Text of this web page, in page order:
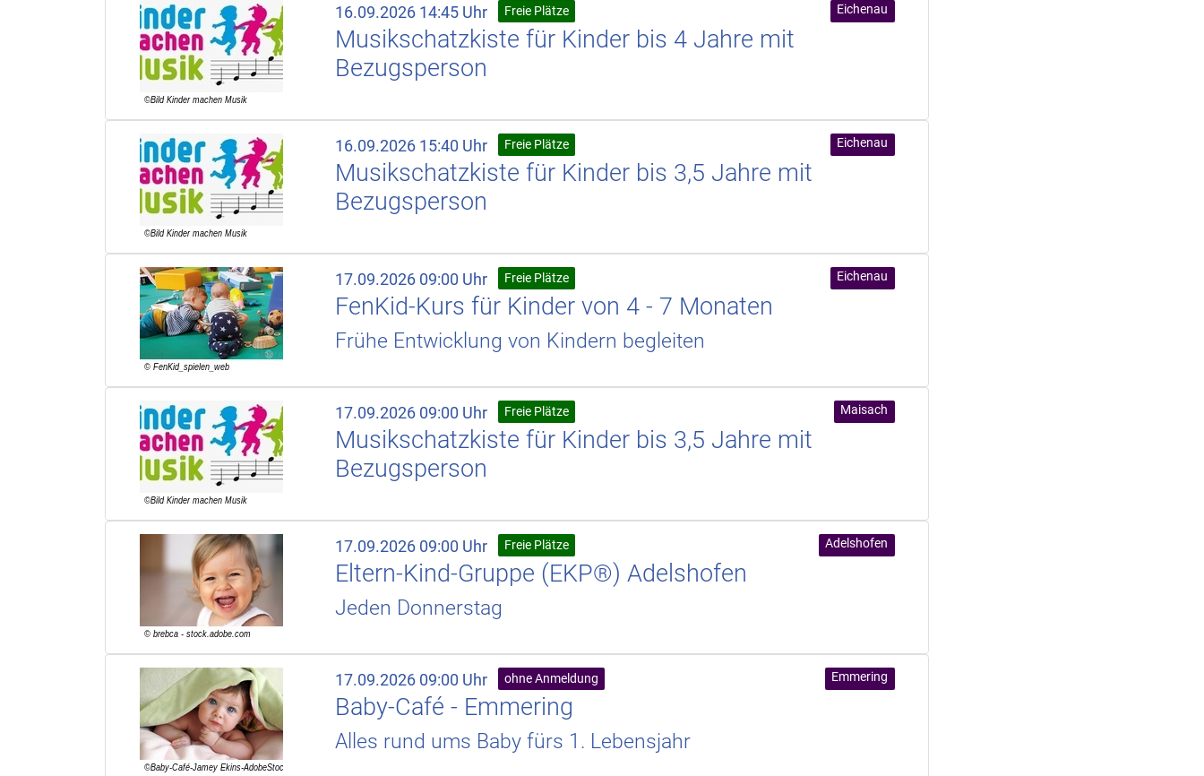
16.09.2026 14:45 Uhr Freie Plätze Eichenau
Musikschatzkiste für Kinder bis 4 Jahre mit
Bezugsperson
16.09.2026 15:40 Uhr Freie Plätze Eichenau
Musikschatzkiste für Kinder bis 3,5 Jahre mit
Bezugsperson
17.09.2026 09:00 Uhr Freie Plätze Eichenau
FenKid-Kurs für Kinder von 4 - 7 Monaten
Frühe Entwicklung von Kindern begleiten
17.09.2026 09:00 Uhr Freie Plätze Maisach
Musikschatzkiste für Kinder bis 3,5 Jahre mit
Bezugsperson
17.09.2026 09:00 Uhr Freie Plätze Adelshofen
Eltern-Kind-Gruppe (EKP®) Adelshofen
Jeden Donnerstag
17.09.2026 09:00 Uhr ohne Anmeldung Emmering
Baby-Café - Emmering
Alles rund ums Baby fürs 1. Lebensjahr